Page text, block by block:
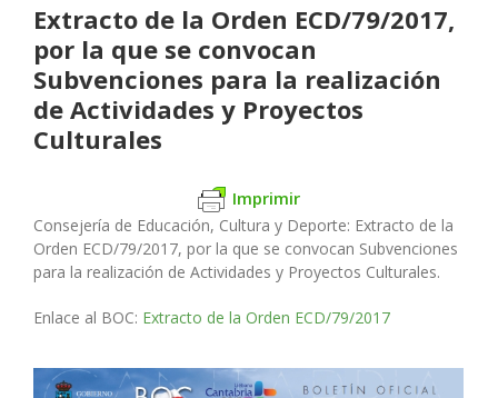
Extracto de la Orden ECD/79/2017,
por la que se convocan
Subvenciones para la realización
de Actividades y Proyectos
Culturales
Imprimir
Consejería de Educación, Cultura y Deporte: Extracto de la
Orden ECD/79/2017, por la que se convocan Subvenciones
para la realización de Actividades y Proyectos Culturales.
Enlace al BOC: Extracto de la Orden ECD/79/2017